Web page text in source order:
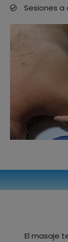
Sesiones a
El masaje